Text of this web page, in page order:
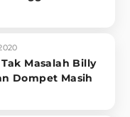
Masalah Billy
Dompet Masih